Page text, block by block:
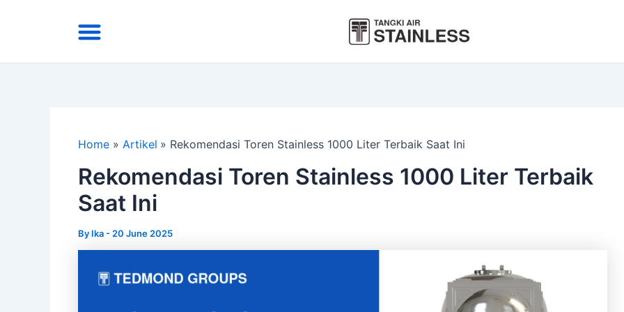
Menu
Home Artikel Rekomendasi Toren Stainless 1000 Liter Terbaik Saat Ini
Rekomendasi Toren Stainless 1000 Liter Terbaik
Saat Ini
By Ika- 20 June 2025